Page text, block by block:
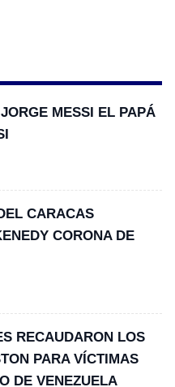
MESSI EL PAPÁ
CARACAS
CORONA DE
RECAUDARON LOS
PARA VÍCTIMAS
DE VENEZUELA